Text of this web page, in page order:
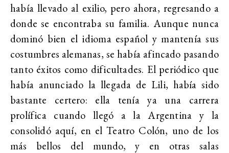
había llevado al exilio, pero ahora, regresando a
donde se encontraba su familia. Aunque nunca
dominó bien el idioma español y mantenía sus
costumbres alemanas, se había afincado pasando
tanto éxitos como dificultades. El periódico que
había anunciado la llegada de Lili, había sido
bastante certero: ella tenía ya una carrera
prolífica cuando llegó a la Argentina y la
consolidó aquí, en el Teatro Colón, uno de los
más bellos del mundo, y en otras salas